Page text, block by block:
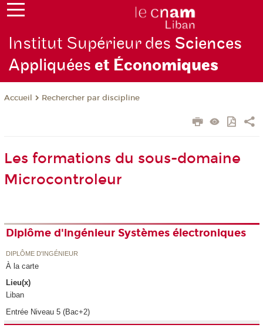
Institut Supérieur des Sciences
Appliquéeset Économiques
Accueil Rechercher par discipline
Les formations du sous-domaine
Microcontroleur
Diplôme d'ingénieur Systèmes électroniques
DIPLÔME D'INGÉNIEUR
À la carte
Lieu(x)
Liban
Entrée Niveau 5 (Bac+2)